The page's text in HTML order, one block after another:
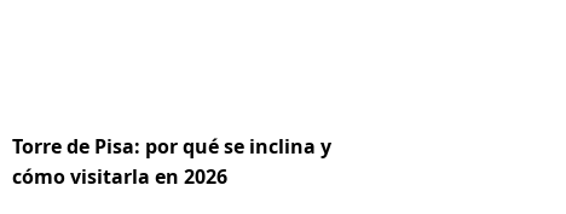
Torre de Pisa: por qué se inclina y
cómo visitarla en 2026